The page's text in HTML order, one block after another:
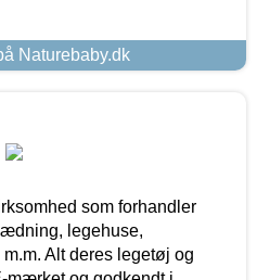
Naturebaby.dk
som forhandler
legehuse,
Alt deres legetøj og